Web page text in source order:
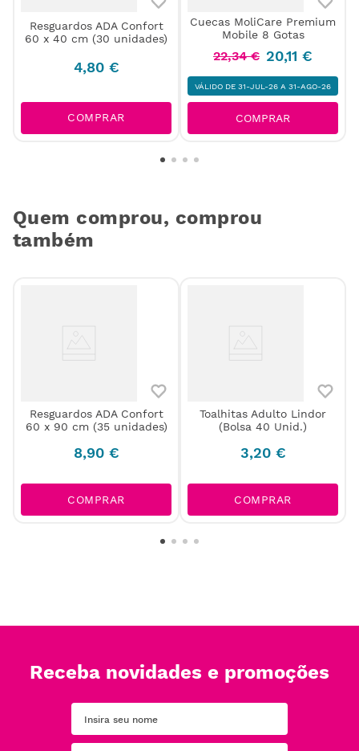
Resguardos ADA Confort
60 x 40 cm (30 unidades)
4,80 €
COMPRAR
Cuecas MoliCare Premium
Mobile 8 Gotas
22,34 € 20,11 €
VÁLIDO DE 31-JUL-26 A 31-AGO-26
COMPRAR
Quem comprou, comprou
também
Resguardos ADA Confort
60 x 90 cm (35 unidades)
8,90 €
COMPRAR
Toalhitas Adulto Lindor
(Bolsa 40 Unid.)
3,20 €
COMPRAR
Receba novidades e promoções